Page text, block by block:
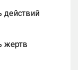
действий
жертв